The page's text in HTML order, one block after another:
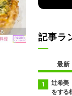
記事ラ
最新
辻希美
をする